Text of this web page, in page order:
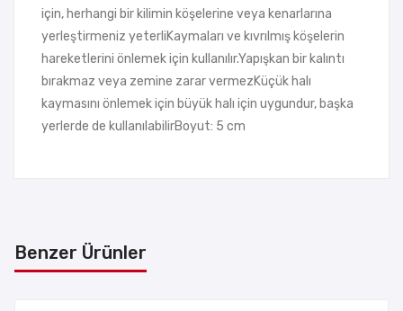
için, herhangi bir kilimin köşelerine veya kenarlarına
yerleştirmeniz yeterliKaymaları ve kıvrılmış köşelerin
hareketlerini önlemek için kullanılır.Yapışkan bir kalıntı
bırakmaz veya zemine zarar vermezKüçük halı
kaymasını önlemek için büyük halı için uygundur, başka
yerlerde de kullanılabilirBoyut: 5 cm
Benzer Ürünler